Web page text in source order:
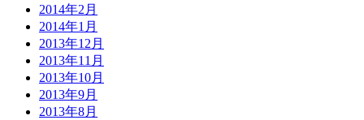
2014年2月
2014年1月
2013年12月
2013年11月
2013年10月
2013年9月
2013年8月